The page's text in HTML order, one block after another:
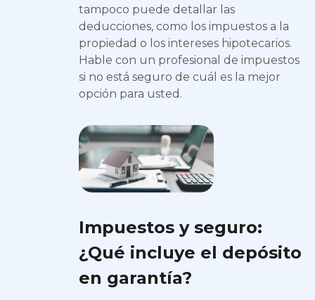
tampoco puede detallar las
deducciones, como los impuestos a la
propiedad o los intereses hipotecarios.
Hable con un profesional de impuestos
si no está seguro de cuál es la mejor
opción para usted.
Impuestos y seguro:
¿Qué incluye el depósito
en garantía?